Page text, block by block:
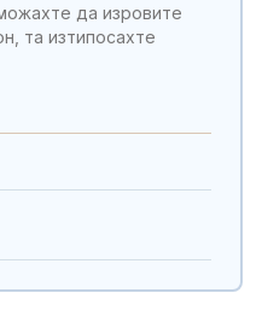
да изровите
та изтипосахте